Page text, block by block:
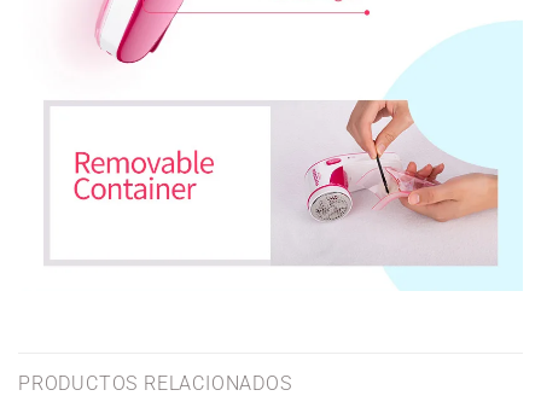
PRODUCTOS RELACIONADOS